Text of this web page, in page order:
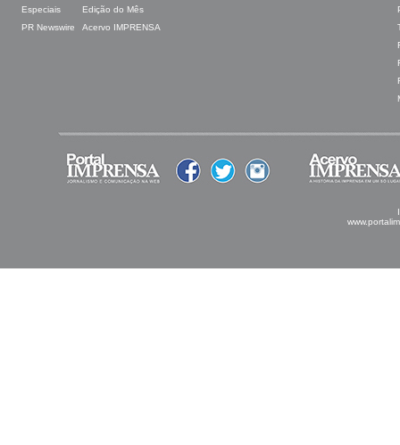
Especiais
Edição do Mês
PR Newswire
Acervo IMPRENSA